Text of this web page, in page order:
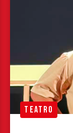
TEATRO